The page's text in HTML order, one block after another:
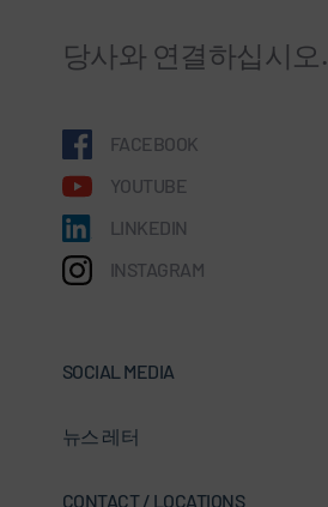
당사와 연결하십시오.
FACEBOOK
YOUTUBE
LINKEDIN
INSTAGRAM
SOCIAL MEDIA
뉴스 레터
CONTACT / LOCATIONS